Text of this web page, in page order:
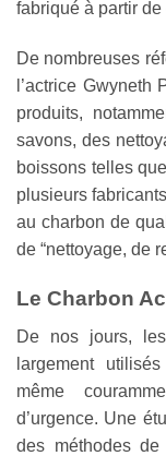
fabriqué à partir
De nombreuses
l’actrice
produits,
savons, des
boissons telles
plusieurs
au charbon de
de “nettoyage, de
Le Charbon
De nos jours,
largement
même
d’urgence. Une
des méthodes de